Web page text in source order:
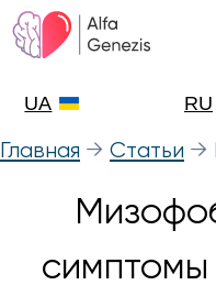
UA RU
Главная → Статьи →